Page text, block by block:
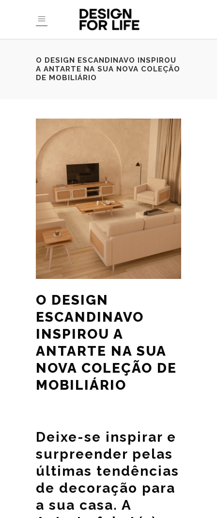
O DESIGN ESCANDINAVO INSPIROU
A ANTARTE NA SUA NOVA COLEÇÃO
DE MOBILIÁRIO
O DESIGN
ESCANDINAVO
INSPIROU A
ANTARTE NA SUA
NOVA COLEÇÃO DE
MOBILIÁRIO
Deixe-se inspirar e
surpreender pelas
últimas tendências
de decoração para
a sua casa. A